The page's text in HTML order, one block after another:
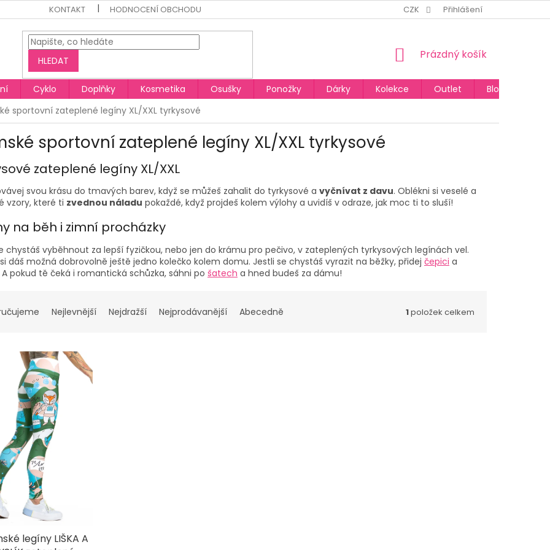
KONTAKT HODNOCENÍ OBCHODU CZK Přihlášení
HLEDAT
NÁKUPNÍ
Prázdný košík
Cyklo Doplňky Kosmetika Osušky Ponožky Dárky Kolekce Outlet
Blog
sportovní zateplené legíny XL/XXL tyrkysové
sportovní zateplené legíny XL/XXL tyrkysové
zateplené legíny XL/XXL
svou krásu do tmavých barev, když se můžeš zahalit do tyrkysové a vyčnívat z davu. Oblékni si veselé a
vzory, které ti zvednou náladu pokaždé, když projdeš kolem výlohy a uvidíš v odraze, jak moc ti to sluší!
na běh i zimní procházky
chystáš vyběhnout za lepší fyzičkou, nebo jen do krámu pro pečivo, v zateplených tyrkysových legínách vel.
si dáš možná dobrovolně ještě jedno kolečko kolem domu. Jestli se chystáš vyrazit na běžky, přidej čepici a
A pokud tě čeká i romantická schůzka, sáhni po šatech a hned budeš za dámu!
Nejlevnější Nejdražší Nejprodávanější Abecedně 1položek celkem
legíny LIŠKA A